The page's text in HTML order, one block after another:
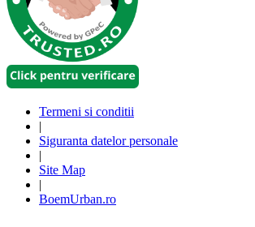
Termeni si conditii
|
Siguranta datelor personale
|
Site Map
|
BoemUrban.ro